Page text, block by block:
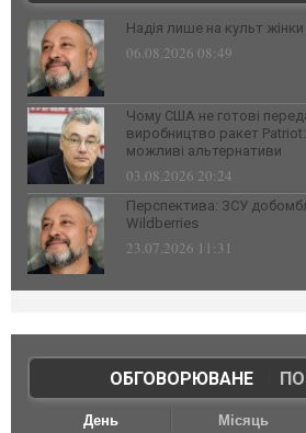
Надія лише на культ жінки
06.08.2026 08:49
Чому США не готові
виробництво ракет
можливі альтернативи
03.08.2026 20:24
Перспектива: ЗСУ
Wildberries
23.07.2026 11:31
ОБГОВОРЮВАНЕ|
День Місяць